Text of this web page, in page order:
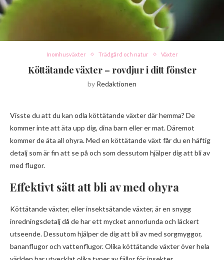
Inomhusväxter Trädgård och natur Växter
Köttätande växter – rovdjur i ditt fönster
by Redaktionen
Visste du att du kan odla köttätande växter där hemma? De
kommer inte att äta upp dig, dina barn eller er mat. Däremot
kommer de äta all ohyra. Med en köttätande växt får du en häftig
detalj som är fin att se på och som dessutom hjälper dig att bli av
med flugor.
Effektivt sätt att bli av med ohyra
Köttätande växter, eller insektsätande växter, är en snygg
inredningsdetalj då de har ett mycket annorlunda och läckert
utseende. Dessutom hjälper de dig att bli av med sorgmyggor,
bananflugor och vattenflugor. Olika köttätande växter över hela